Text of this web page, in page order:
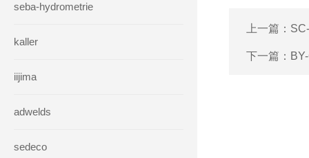
seba-hydrometrie
kaller
iijima
adwelds
sedeco
上一篇：
下一篇：